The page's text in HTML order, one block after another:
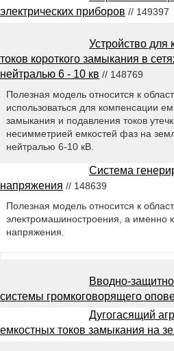
электрических приборов // 149397
Устройство для
токов короткого замыкания в
нейтралью 6 - 10 кв // 148769
Полезная модель относится к
использоваться для компенсации
замыкания и подавления токов
несимметрией емкостей фаз на
нейтралью 6-10 кВ.
Система
напряжения // 148639
Полезная модель относится к
электромашиностроения, а именно
напряжения.
Вводно-
системы громкоговорящего
Дугогасящий
емкостных токов замыкания на